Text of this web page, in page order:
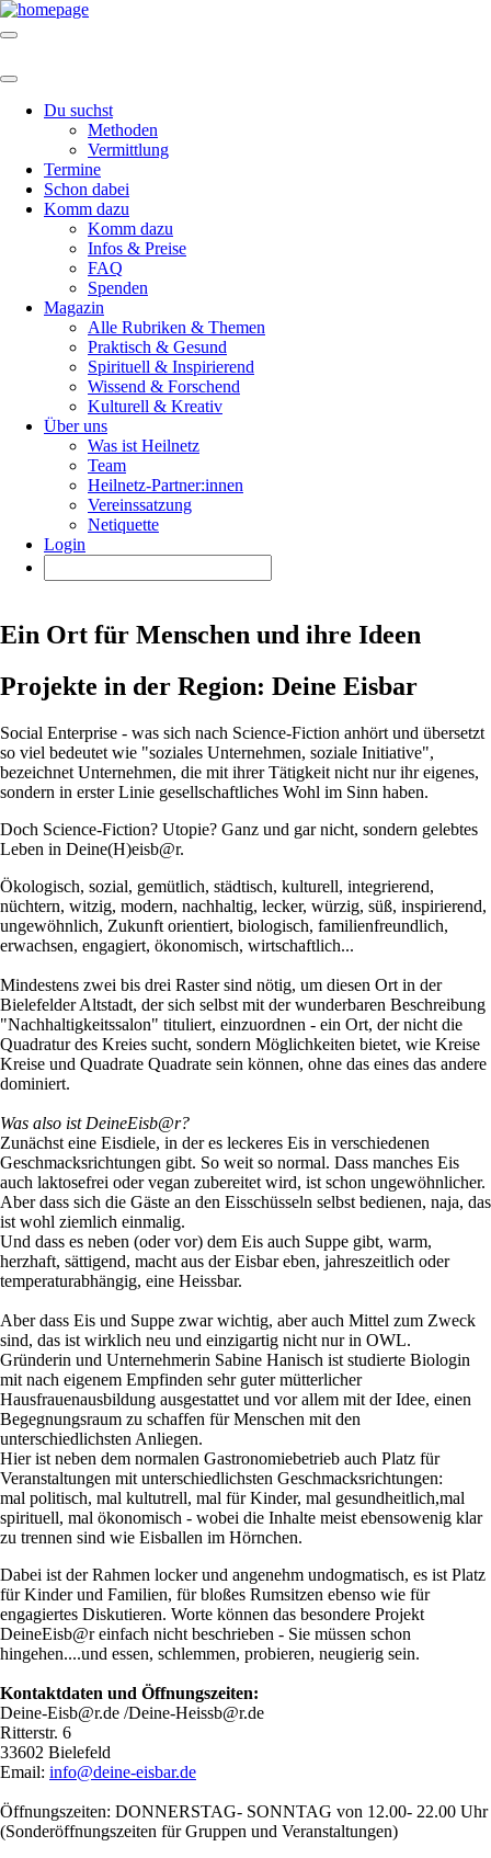
Du suchst
Methoden
Vermittlung
Termine
Schon dabei
Komm dazu
Komm dazu
Infos & Preise
FAQ
Spenden
Magazin
Alle Rubriken & Themen
Praktisch & Gesund
Spirituell & Inspirierend
Wissend & Forschend
Kulturell & Kreativ
Über uns
Was ist Heilnetz
Team
Heilnetz-Partner:innen
Vereinssatzung
Netiquette
Login
Ein Ort für Menschen und ihre Ideen
Projekte in der Region: Deine Eisbar
Social Enterprise - was sich nach Science-Fiction anhört und übersetzt
so viel bedeutet wie "soziales Unternehmen, soziale Initiative",
bezeichnet Unternehmen, die mit ihrer Tätigkeit nicht nur ihr eigenes,
sondern in erster Linie gesellschaftliches Wohl im Sinn haben.
Doch Science-Fiction? Utopie? Ganz und gar nicht, sondern gelebtes
Leben in Deine(H)eisb@r.
Ökologisch, sozial, gemütlich, städtisch, kulturell, integrierend,
nüchtern, witzig, modern, nachhaltig, lecker, würzig, süß, inspirierend,
ungewöhnlich, Zukunft orientiert, biologisch, familienfreundlich,
erwachsen, engagiert, ökonomisch, wirtschaftlich...
Mindestens zwei bis drei Raster sind nötig, um diesen Ort in der
Bielefelder Altstadt, der sich selbst mit der wunderbaren Beschreibung
"Nachhaltigkeitssalon" tituliert, einzuordnen - ein Ort, der nicht die
Quadratur des Kreies sucht, sondern Möglichkeiten bietet, wie Kreise
Kreise und Quadrate Quadrate sein können, ohne das eines das andere
dominiert.
Was also ist DeineEisb@r?
Zunächst eine Eisdiele, in der es leckeres Eis in verschiedenen
Geschmacksrichtungen gibt. So weit so normal. Dass manches Eis
auch laktosefrei oder vegan zubereitet wird, ist schon ungewöhnlicher.
Aber dass sich die Gäste an den Eisschüsseln selbst bedienen, naja, das
ist wohl ziemlich einmalig.
Und dass es neben (oder vor) dem Eis auch Suppe gibt, warm,
herzhaft, sättigend, macht aus der Eisbar eben, jahreszeitlich oder
temperaturabhängig, eine Heissbar.
Aber dass Eis und Suppe zwar wichtig, aber auch Mittel zum Zweck
sind, das ist wirklich neu und einzigartig nicht nur in OWL.
Gründerin und Unternehmerin Sabine Hanisch ist studierte Biologin
mit nach eigenem Empfinden sehr guter mütterlicher
Hausfrauenausbildung ausgestattet und vor allem mit der Idee, einen
Begegnungsraum zu schaffen für Menschen mit den
unterschiedlichsten Anliegen.
Hier ist neben dem normalen Gastronomiebetrieb auch Platz für
Veranstaltungen mit unterschiedlichsten Geschmacksrichtungen:
mal politisch, mal kultutrell, mal für Kinder, mal gesundheitlich,mal
spirituell, mal ökonomisch - wobei die Inhalte meist ebensowenig klar
zu trennen sind wie Eisballen im Hörnchen.
Dabei ist der Rahmen locker und angenehm undogmatisch, es ist Platz
für Kinder und Familien, für bloßes Rumsitzen ebenso wie für
engagiertes Diskutieren. Worte können das besondere Projekt
DeineEisb@r einfach nicht beschrieben - Sie müssen schon
hingehen....und essen, schlemmen, probieren, neugierig sein.
Kontaktdaten und Öffnungszeiten:
Deine-Eisb@r.de /Deine-Heissb@r.de
Ritterstr. 6
33602 Bielefeld
Email: info@deine-eisbar.de
Öffnungszeiten: DONNERSTAG- SONNTAG von 12.00- 22.00 Uhr
(Sonderöffnungszeiten für Gruppen und Veranstaltungen)